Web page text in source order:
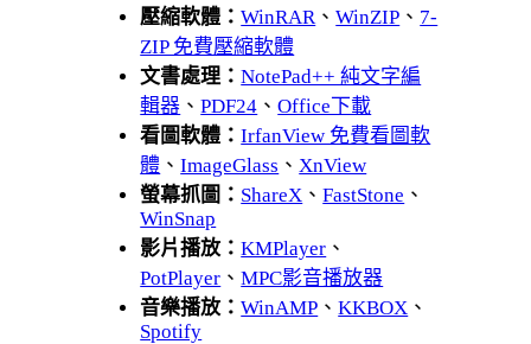
壓縮軟體：WinRAR 、WinZIP 、 7-
ZIP 免費壓縮軟體
文書處理：NotePad++ 純文字編
輯器 、PDF24 、Office下載
看圖軟體：IrfanView 免費看圖軟
體 、ImageGlass 、 XnView
螢幕抓圖： ShareX 、FastStone 、
WinSnap
影片播放：KMPlayer 、
PotPlayer 、MPC影音播放器
音樂播放：WinAMP 、KKBOX 、
Spotify